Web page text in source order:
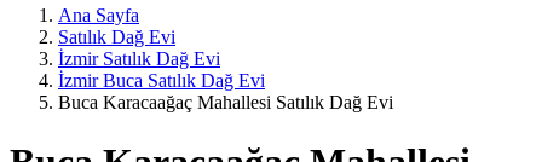
Ana Sayfa
Satılık Dağ Evi
İzmir Satılık Dağ Evi
İzmir Buca Satılık Dağ Evi
Buca Karacaağaç Mahallesi Satılık Dağ Evi